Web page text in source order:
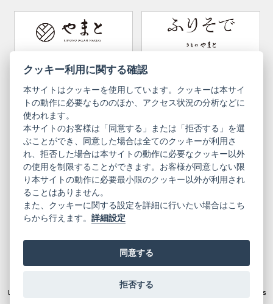
Convenient item Machining options
Obi (made in Okinawa)
Yamato Brand Website
Newsletter User Guide
Privacy Policy Inquiries
Information Pursuant to the Act on
Specified Commercial Transactions Terms of Use
English Japanese
© 2019 YAMATO CO, LTD.
Unauthorized copying and replication of the contents of this site, text and images
クッキー利用に関する確認
本サイトはクッキーを使用しています。クッキーは本サイ
トの動作に必要なもののほか、アクセス状況の分析などに
使われます。
本サイトのお客様は「同意する」または「拒否する」を選
ぶことができ、同意した場合は全てのクッキーが利用さ
れ、拒否した場合は本サイトの動作に必要なクッキー以外
の使用を制限することができます。お客様が同意しない限
り本サイトの動作に必要最小限のクッキー以外が利用され
ることはありません。
また、クッキーに関する設定を詳細に行いたい場合はこち
らから行えます。詳細設定
同意する
拒否する